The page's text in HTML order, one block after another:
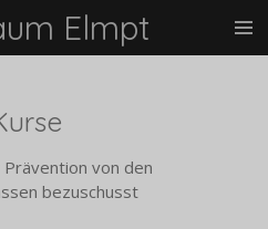
Elmpt
von den
bezuschusst